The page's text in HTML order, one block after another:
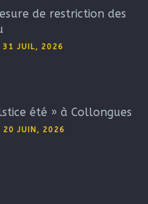
de restriction des
31 JUIL, 2026
été » à Collongues
20 JUIN, 2026